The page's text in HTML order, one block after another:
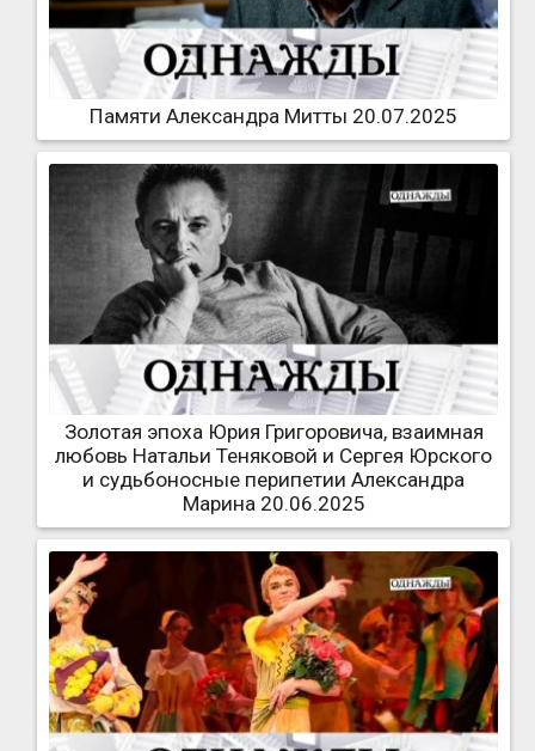
Памяти Александра Митты 20.07.2025
Золотая эпоха Юрия Григоровича, взаимная
любовь Натальи Теняковой и Сергея Юрского
и судьбоносные перипетии Александра
Марина 20.06.2025